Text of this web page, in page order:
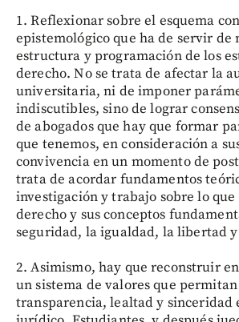
1. Reflexionar sobre el esquema
epistemológico que ha de servir de
estructura y programación de los
derecho. No se trata de afectar la
universitaria, ni de imponer
indiscutibles, sino de lograr
de abogados que hay que formar
que tenemos, en consideración a
convivencia en un momento de
trata de acordar fundamentos
investigación y trabajo sobre lo que
derecho y sus conceptos
seguridad, la igualdad, la libertad
2. Asimismo, hay que reconstruir
un sistema de valores que
transparencia, lealtad y sinceridad